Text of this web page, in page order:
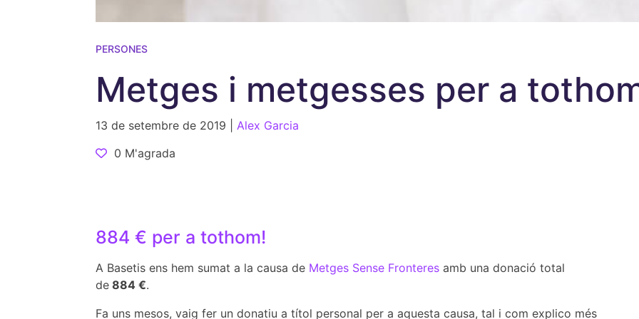
PERSONES
Metges i metgesses per a
13 de setembre de 2019 |Alex Garcia
0 M'agrada
884 € per a tothom!
A Basetis ens hem sumat a la causa de Metges Sense Fronteres amb una donació total
de 884 €.
Fa uns mesos, vaig fer un donatiu a títol personal per a aquesta causa, tal i com explico més